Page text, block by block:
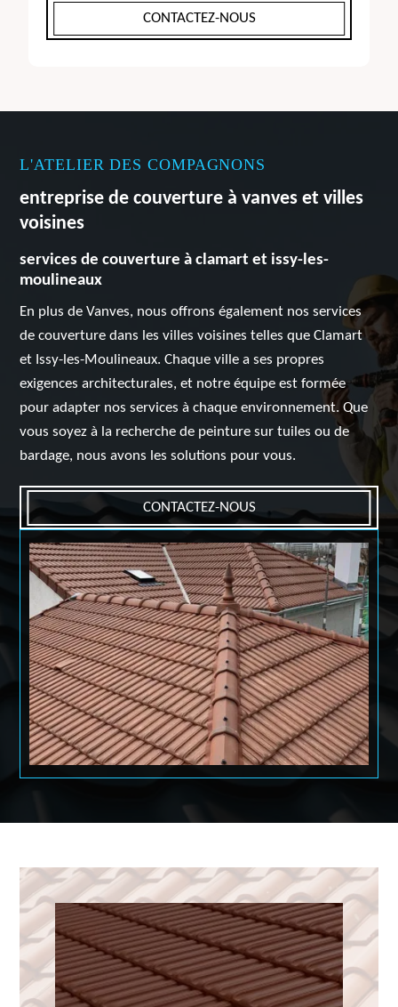
CONTACTEZ-NOUS
L'ATELIER DES COMPAGNONS
entreprise de couverture à vanves et villes
voisines
services de couverture à clamart et issy-les-
moulineaux
En plus de Vanves, nous offrons également nos services
de couverture dans les villes voisines telles que Clamart
et Issy-les-Moulineaux. Chaque ville a ses propres
exigences architecturales, et notre équipe est formée
pour adapter nos services à chaque environnement. Que
vous soyez à la recherche de peinture sur tuiles ou de
bardage, nous avons les solutions pour vous.
CONTACTEZ-NOUS